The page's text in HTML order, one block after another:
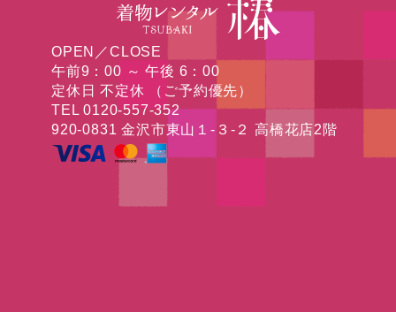
OPEN／CLOSE
午前9：00 ～ 午後 6：00
定休日 不定休 （ご予約優先）
TEL 0120-557-352
920-0831 金沢市東山１-３-２ 高橋花店2階